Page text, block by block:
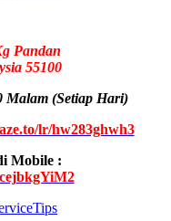
Pandan
55100
Malam (Setiap Hari)
lr/hw283ghwh3
Mobile :
Kategori
Tips